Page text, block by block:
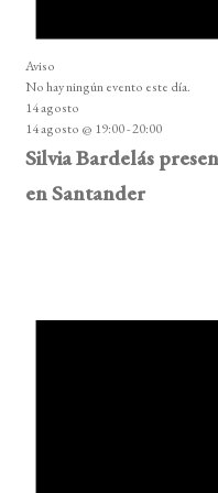
Aviso
No hay ningún evento este día.
14 agosto
14 agosto @ 19:00-20:00
Silvia Bardelás
en Santander